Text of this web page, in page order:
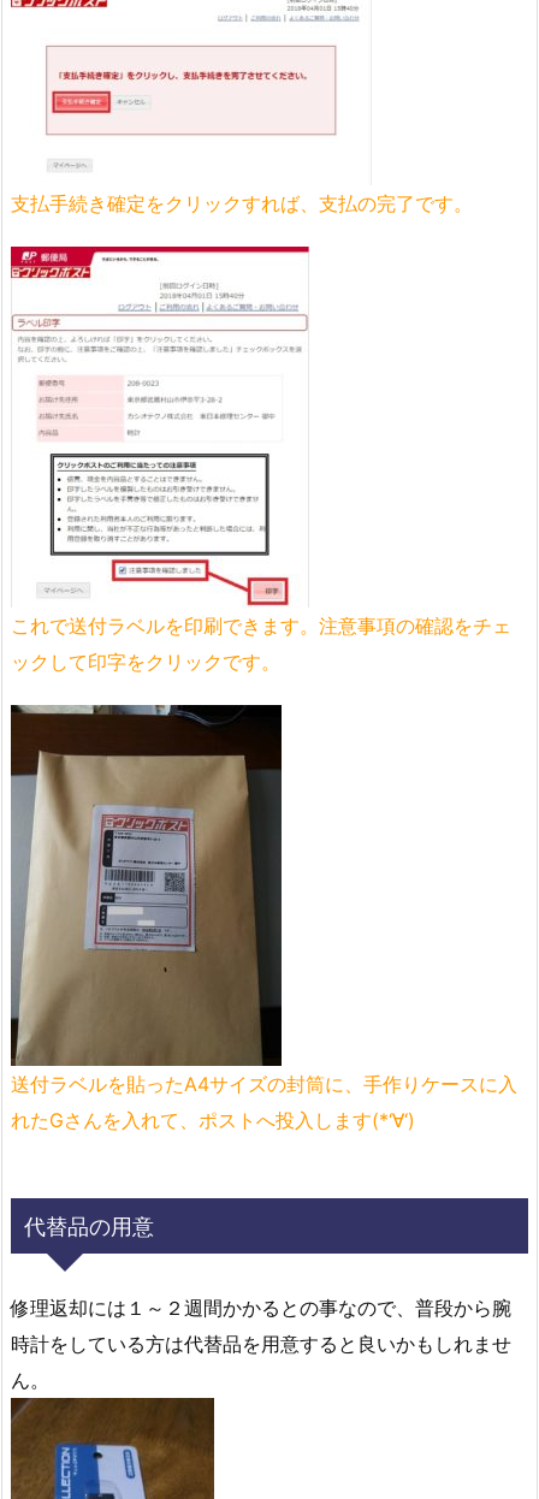
支払手続き確定をクリックすれば、支払の完了です。
これで送付ラベルを印刷できます。注意事項の確認をチェ
ックして印字をクリックです。
送付ラベルを貼ったA4サイズの封筒に、手作りケースに入
れたGさんを入れて、ポストへ投入します(*‘∀‘)
代替品の用意
修理返却には１～２週間かかるとの事なので、普段から腕
時計をしている方は代替品を用意すると良いかもしれませ
ん。